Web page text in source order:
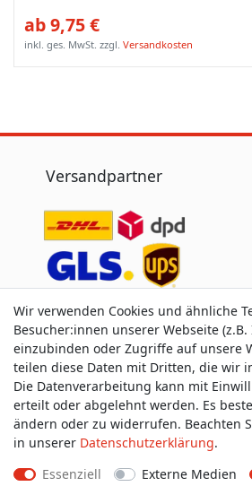
ab 9,75 €
inkl. ges. MwSt. zzgl.Versandkosten
Versandpartner
Wir verwenden Cookies und ähnliche
Besucher:innen unserer Webseite
einzubinden oder Zugriffe auf unsere
teilen diese Daten mit Dritten, die wir
Die Datenverarbeitung kann mit
erteilt oder abgelehnt werden. Es
ändern oder zu widerrufen. Beachten
in unserer Daten­schutz­erklärung.
Essenziell
Externe Medien